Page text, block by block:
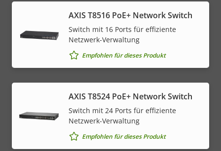
AXIS T8516 PoE+ Network Switch
Switch mit 16 Ports für effiziente
Netzwerk-Verwaltung
Empfohlen für dieses Produkt
AXIS T8524 PoE+ Network Switch
Switch mit 24 Ports für effiziente
Netzwerk-Verwaltung
Empfohlen für dieses Produkt